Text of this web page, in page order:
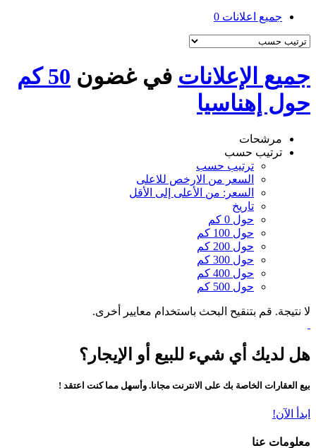
جميع اعلانات 0
جميع الإعلانات في غضون
50 كم
حول إهناسيا
مرشحات
ترتيب حسب
ترتيب حسب
السعر من الارخص للاعلى
السعر: من الأعلى إلى الأقل
تاريخ
حول 0 كم
حول 100 كم
حول 200 كم
حول 300 كم
حول 400 كم
حول 500 كم
لا نتيجة. قم بتنقيح البحث باستخدام معايير أخرى.
هل لديك أي شيء للبيع أو الإيجار؟
بيع العقارات الخاصة بك على الانترنت مجانا. وأسهل مما كنت اعتقد !
ابدأ الآن!
معلومات عنا